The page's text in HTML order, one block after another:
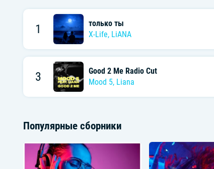
1
только ты
X-Life, LiANA
3
Good 2 Me Radio Cut
Mood 5, Liana
Популярные сборники